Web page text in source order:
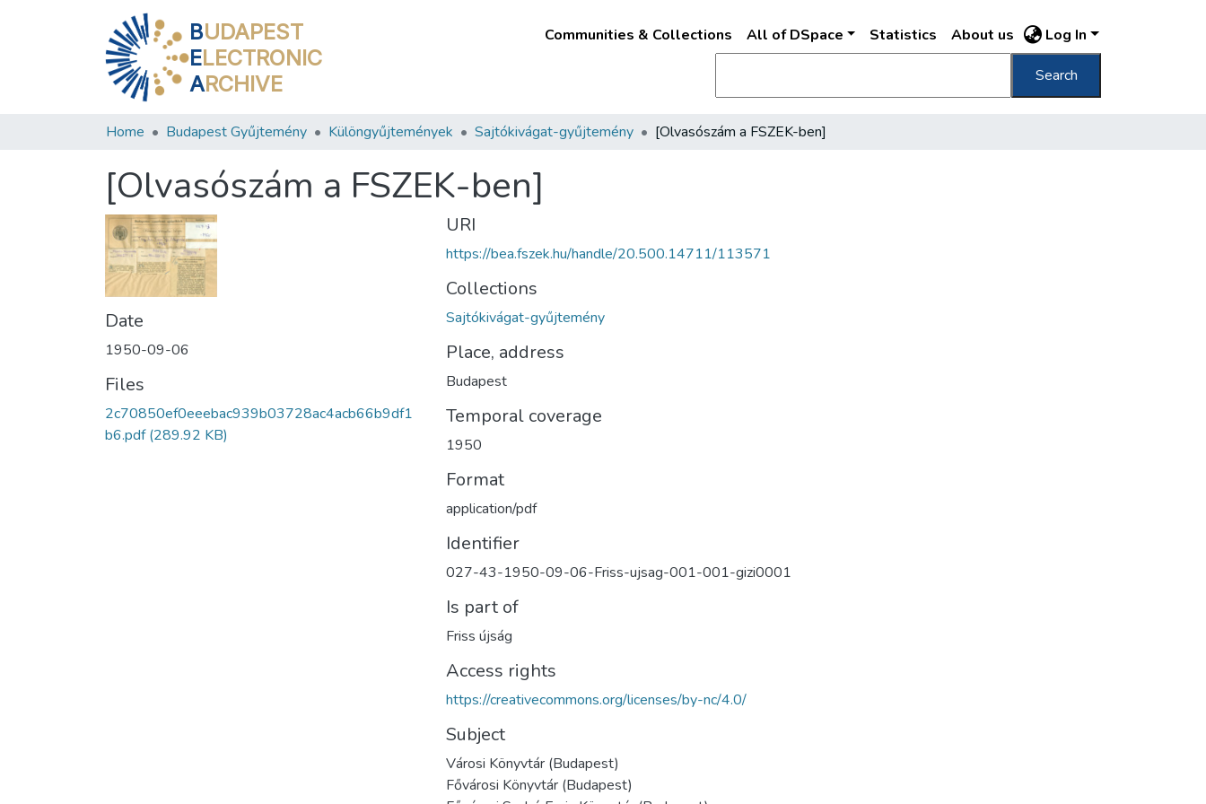
BUDAPEST
ELECTRONIC
ARCHIVE
Communities & Collections All of DSpace Statistics About us Log In
Search
Home Budapest Gyűjtemény Különgyűjtemények Sajtókivágat-gyűjtemény [Olvasószám a FSZEK-ben]
[Olvasószám a FSZEK-ben]
Date
1950-09-06
Files
2c70850ef0eeebac939b03728ac4acb66b9df1
b6.pdf(289.92 KB)
URI
https://bea.fszek.hu/handle/20.500.14711/113571
Collections
Sajtókivágat-gyűjtemény
Place, address
Budapest
Temporal coverage
1950
Format
application/pdf
Identifier
027-43-1950-09-06-Friss-ujsag-001-001-gizi0001
Is part of
Friss újság
Access rights
https://creativecommons.org/licenses/by-nc/4.0/
Subject
Városi Könyvtár (Budapest)
Fővárosi Könyvtár (Budapest)